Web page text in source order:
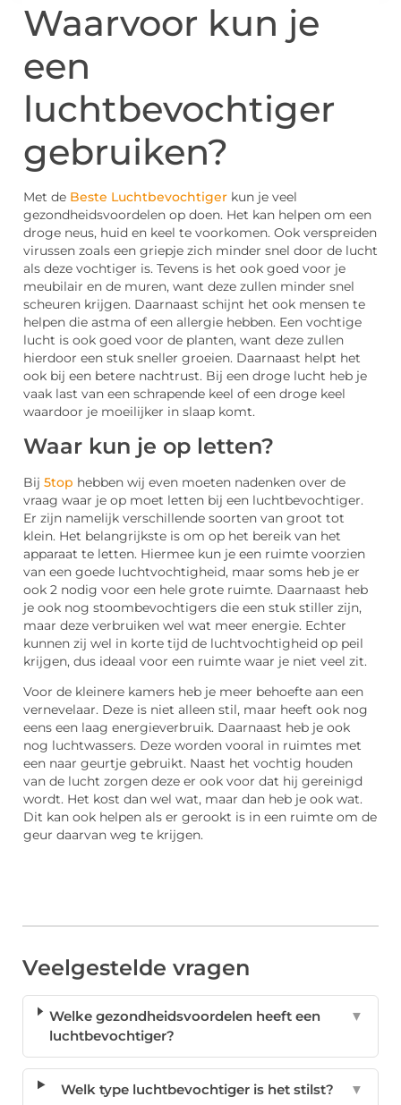
Waarvoor kun je
een
luchtbevochtiger
gebruiken?
Met de Beste Luchtbevochtiger kun je veel
gezondheidsvoordelen op doen. Het kan helpen om een
droge neus, huid en keel te voorkomen. Ook verspreiden
virussen zoals een griepje zich minder snel door de lucht
als deze vochtiger is. Tevens is het ook goed voor je
meubilair en de muren, want deze zullen minder snel
scheuren krijgen. Daarnaast schijnt het ook mensen te
helpen die astma of een allergie hebben. Een vochtige
lucht is ook goed voor de planten, want deze zullen
hierdoor een stuk sneller groeien. Daarnaast helpt het
ook bij een betere nachtrust. Bij een droge lucht heb je
vaak last van een schrapende keel of een droge keel
waardoor je moeilijker in slaap komt.
Waar kun je op letten?
Bij 5top hebben wij even moeten nadenken over de
vraag waar je op moet letten bij een luchtbevochtiger.
Er zijn namelijk verschillende soorten van groot tot
klein. Het belangrijkste is om op het bereik van het
apparaat te letten. Hiermee kun je een ruimte voorzien
van een goede luchtvochtigheid, maar soms heb je er
ook 2 nodig voor een hele grote ruimte. Daarnaast heb
je ook nog stoombevochtigers die een stuk stiller zijn,
maar deze verbruiken wel wat meer energie. Echter
kunnen zij wel in korte tijd de luchtvochtigheid op peil
krijgen, dus ideaal voor een ruimte waar je niet veel zit.
Voor de kleinere kamers heb je meer behoefte aan een
vernevelaar. Deze is niet alleen stil, maar heeft ook nog
eens een laag energieverbruik. Daarnaast heb je ook
nog luchtwassers. Deze worden vooral in ruimtes met
een naar geurtje gebruikt. Naast het vochtig houden
van de lucht zorgen deze er ook voor dat hij gereinigd
wordt. Het kost dan wel wat, maar dan heb je ook wat.
Dit kan ook helpen als er gerookt is in een ruimte om de
geur daarvan weg te krijgen.
Veelgestelde vragen
Welke gezondheidsvoordelen heeft een
luchtbevochtiger?
▼
Welk type luchtbevochtiger is het stilst? ▼